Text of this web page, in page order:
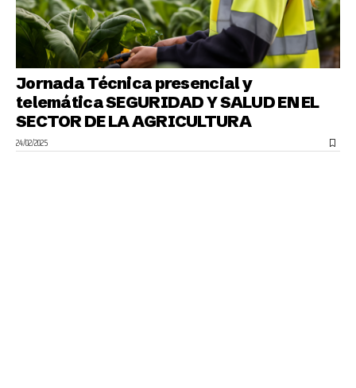
Jornada Técnica presencial y
telemática SEGURIDAD Y SALUD EN EL
SECTOR DE LA AGRICULTURA
24/02/2025